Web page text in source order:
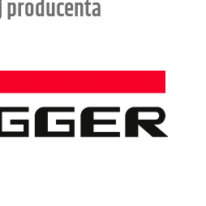
producenta